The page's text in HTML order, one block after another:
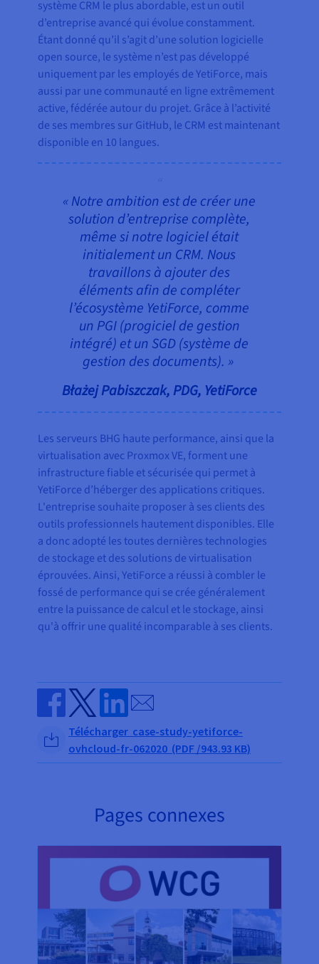
système CRM le plus abordable, est un outil
d’entreprise avancé qui évolue constamment.
Étant donné qu’il s’agit d’une solution logicielle
open source, le système n’est pas développé
uniquement par les employés de YetiForce, mais
aussi par une communauté en ligne extrêmement
active, fédérée autour du projet. Grâce à l’activité
de ses membres sur GitHub, le CRM est maintenant
disponible en 10 langues.
« Notre ambition est de créer une
solution d’entreprise complète,
même si notre logiciel était
initialement un CRM. Nous
travaillons à ajouter des
éléments afin de compléter
l’écosystème YetiForce, comme
un PGI (progiciel de gestion
intégré) et un SGD (système de
gestion des documents). »
Błażej Pabiszczak, PDG, YetiForce
Les serveurs BHG haute performance, ainsi que la
virtualisation avec Proxmox VE, forment une
infrastructure fiable et sécurisée qui permet à
YetiForce d’héberger des applications critiques.
L'entreprise souhaite proposer à ses clients des
outils professionnels hautement disponibles. Elle
a donc adopté les toutes dernières technologies
de stockage et des solutions de virtualisation
éprouvées. Ainsi, YetiForce a réussi à combler le
fossé de performance qui se crée généralement
entre la puissance de calcul et le stockage, ainsi
qu'à offrir une qualité incomparable à ses clients.
Share on Facebook
Share on Twitter
Share on Linkedin
Send by email
Télécharger case-study-yetiforce-
ovhcloud-fr-062020 (PDF /943.93 KB)
Pages connexes